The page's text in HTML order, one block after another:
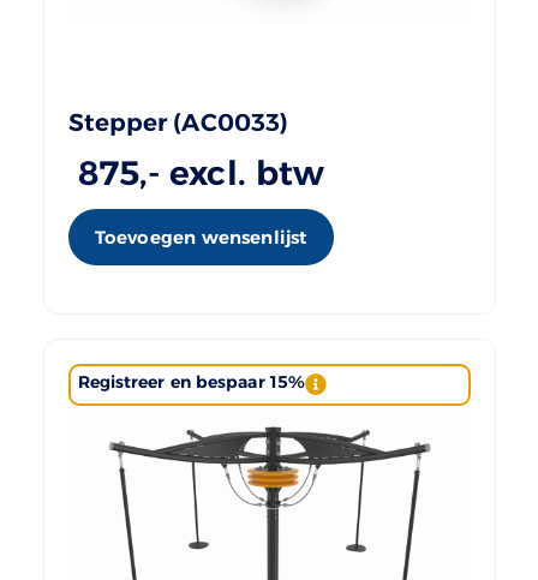
Stepper (AC0033)
875,- excl. btw
Toevoegen wensenlijst
Registreer en bespaar 15%